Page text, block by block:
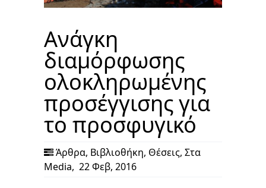
Ανάγκη
διαμόρφωσης
ολοκληρωμένης
προσέγγισης για
το προσφυγικό
Άρθρα, Βιβλιοθήκη, Θέσεις, Στα
Media, 22 Φεβ, 2016